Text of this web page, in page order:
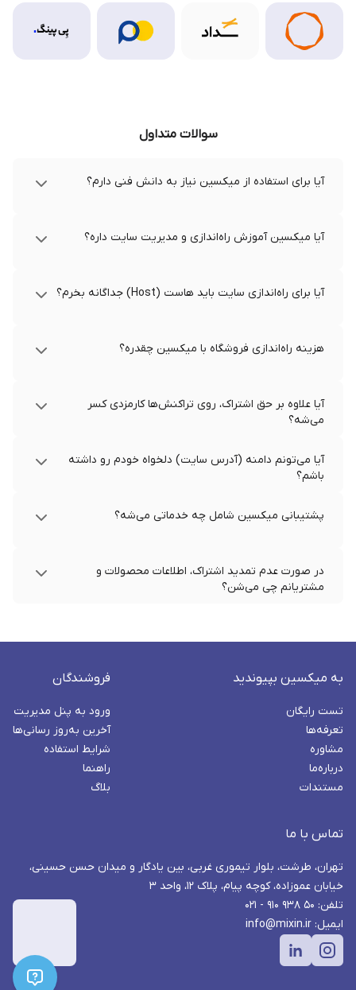
سوالات متداول
آیا برای استفاده از میکسین نیاز به دانش فنی دارم؟
آیا میکسین آموزش راه‌اندازی و مدیریت سایت داره؟
آیا برای راه‌اندازی سایت باید هاست (Host) جداگانه بخرم؟
هزینه راه‌اندازی فروشگاه با میکسین چقدره؟
آیا علاوه بر حق اشتراک، روی تراکنش‌ها کارمزدی کسر
می‌شه؟
آیا می‌تونم دامنه (آدرس سایت) دلخواه خودم رو داشته
باشم؟
پشتیبانی میکسین شامل چه خدماتی می‌شه؟
در صورت عدم تمدید اشتراک، اطلاعات محصولات و
مشتریانم چی می‌شن؟
به میکسین بپیوندید
تست رایگان
تعرفه‌ها
مشاوره
درباره‌ما
مستندات
فروشندگان
ورود به پنل مدیریت
آخرین به‌روز رسانی‌ها
شرایط استفاده
راهنما
بلاگ
تماس با ما
تهران، طرشت، بلوار تیموری غربی، بین یادگار و میدان حسن حسینی،
خیابان عموزاده، کوچه پیام، پلاک ۱۲، واحد ۳
تلفن: ۵۰ ۹۳۸ ۹۱۰ - ۰۲۱
ایمیل: info@mixin.ir